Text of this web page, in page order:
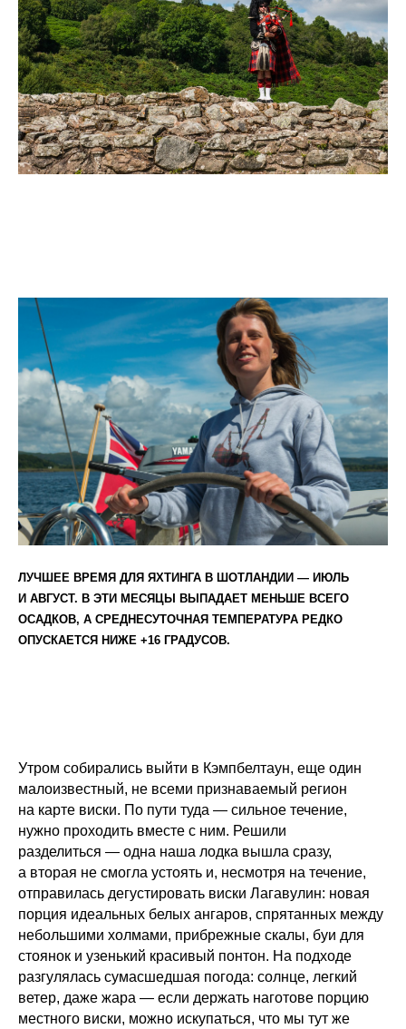
ЛУЧШЕЕ ВРЕМЯ ДЛЯ ЯХТИНГА В ШОТЛАНДИИ — ИЮЛЬ
И АВГУСТ. В ЭТИ МЕСЯЦЫ ВЫПАДАЕТ МЕНЬШЕ ВСЕГО
ОСАДКОВ, А СРЕДНЕСУТОЧНАЯ ТЕМПЕРАТУРА РЕДКО
ОПУСКАЕТСЯ НИЖЕ +16 ГРАДУСОВ.
Утром собирались выйти в Кэмпбелтаун, еще один
малоизвестный, не всеми признаваемый регион
на карте виски. По пути туда — сильное течение,
нужно проходить вместе с ним. Решили
разделиться — одна наша лодка вышла сразу,
а вторая не смогла устоять и, несмотря на течение,
отправилась дегустировать виски Лагавулин: новая
порция идеальных белых ангаров, спрятанных между
небольшими холмами, прибрежные скалы, буи для
стоянок и узенький красивый понтон. На подходе
разгулялась сумасшедшая погода: солнце, легкий
ветер, даже жара — если держать наготове порцию
местного виски, можно искупаться, что мы тут же